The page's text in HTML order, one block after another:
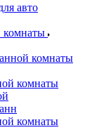
авто
комнаты
комнаты
комнаты
комнаты